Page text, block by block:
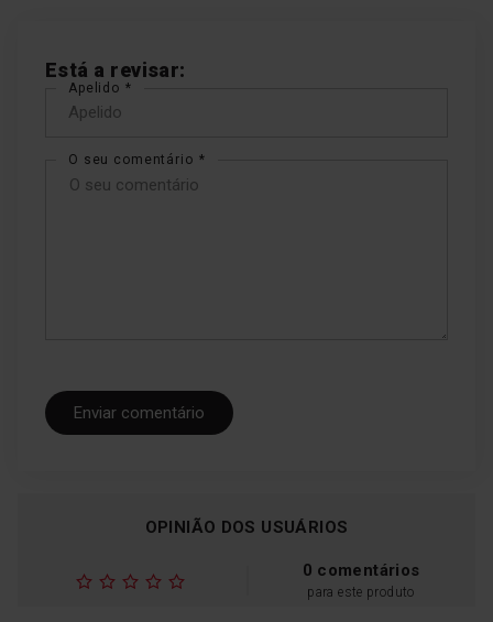
Está a revisar:
Apelido
O seu comentário
Enviar comentário
OPINIÃO DOS USUÁRIOS
0 comentários
para este produto